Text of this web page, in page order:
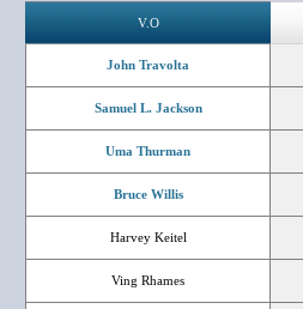
V.O
John Travolta
Samuel L. Jackson
Uma Thurman
Bruce Willis
Harvey Keitel
Ving Rhames